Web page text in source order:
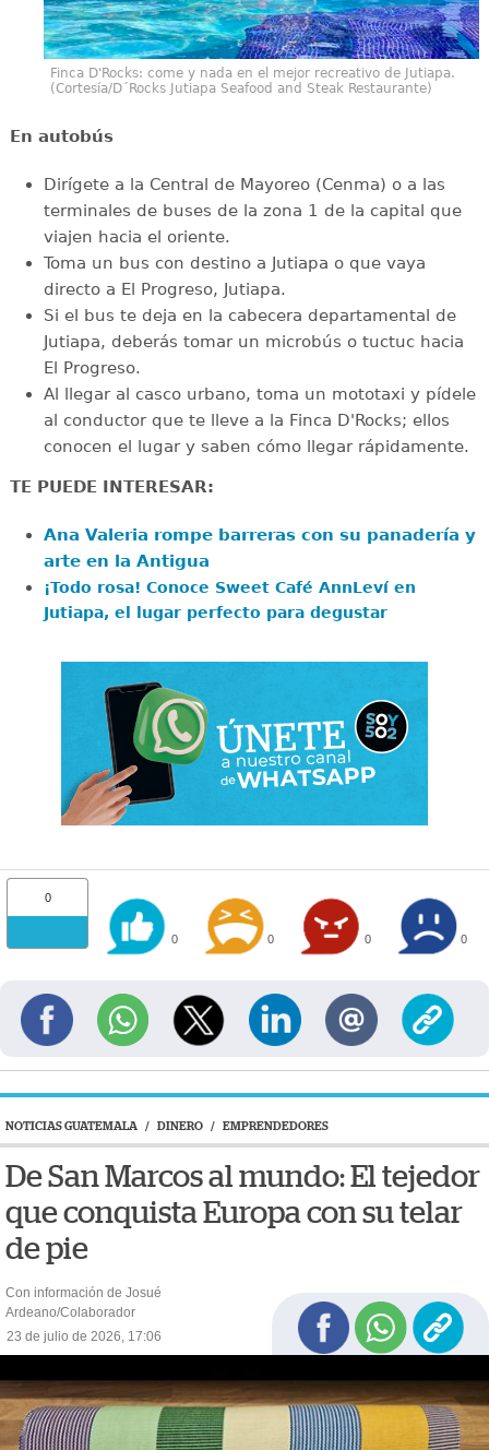
Finca D'Rocks: come y nada en el mejor recreativo de Jutiapa.
(Cortesía/D´Rocks Jutiapa Seafood and Steak Restaurante)
En autobús
Dirígete a la Central de Mayoreo (Cenma) o a las
terminales de buses de la zona 1 de la capital que
viajen hacia el oriente.
Toma un bus con destino a Jutiapa o que vaya
directo a El Progreso, Jutiapa.
Si el bus te deja en la cabecera departamental de
Jutiapa, deberás tomar un microbús o tuctuc hacia
El Progreso.
Al llegar al casco urbano, toma un mototaxi y pídele
al conductor que te lleve a la Finca D'Rocks; ellos
conocen el lugar y saben cómo llegar rápidamente.
TE PUEDE INTERESAR:
Ana Valeria rompe barreras con su panadería y
arte en la Antigua
¡Todo rosa! Conoce Sweet Café AnnLeví en
Jutiapa, el lugar perfecto para degustar
0
0 0 0 0
NOTICIAS GUATEMALA / DINERO / EMPRENDEDORES
De San Marcos al mundo: El tejedor
que conquista Europa con su telar
de pie
Con información de Josué
Ardeano/Colaborador
23 de julio de 2026, 17:06